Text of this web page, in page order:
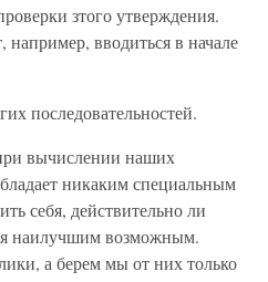
зтого утверждения.
например, вводиться в начале
последовательностей.
вычислении наших
никаким специальным
себя, действительно ли
наилучшим возможным.
а берем мы от них только